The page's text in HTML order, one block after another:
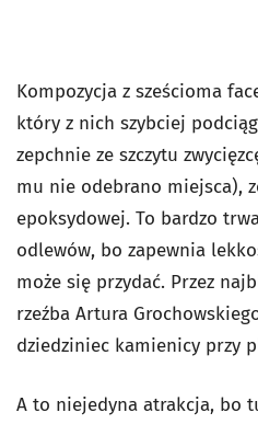
Kompozycja z sześcioma
który z nich szybciej
zepchnie ze szczytu
mu nie odebrano miejsca),
epoksydowej. To bardzo
odlewów, bo zapewnia
może się przydać. Przez
rzeźba Artura
dziedziniec kamienicy przy
A to niejedyna atrakcja, bo